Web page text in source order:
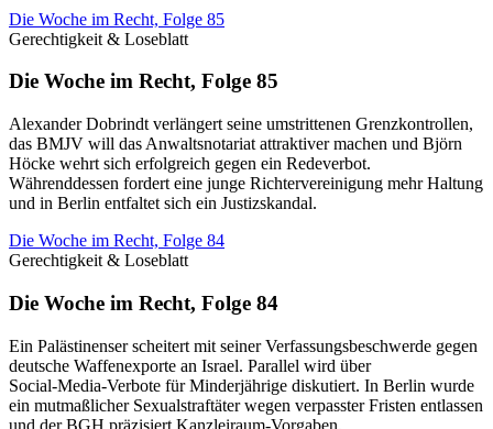
Die Woche im Recht, Folge 85
Gerechtigkeit & Loseblatt
Die Woche im Recht, Folge 85
Alexander Dobrindt verlängert seine umstrittenen Grenzkontrollen,
das BMJV will das Anwaltsnotariat attraktiver machen und Björn
Höcke wehrt sich erfolgreich gegen ein Redeverbot.
Währenddessen fordert eine junge Richtervereinigung mehr Haltung
und in Berlin entfaltet sich ein Justizskandal.
Die Woche im Recht, Folge 84
Gerechtigkeit & Loseblatt
Die Woche im Recht, Folge 84
Ein Palästinenser scheitert mit seiner Verfassungsbeschwerde gegen
deutsche Waffenexporte an Israel. Parallel wird über
Social‑Media‑Verbote für Minderjährige diskutiert. In Berlin wurde
ein mutmaßlicher Sexualstraftäter wegen verpasster Fristen entlassen
und der BGH präzisiert Kanzleiraum‑Vorgaben.